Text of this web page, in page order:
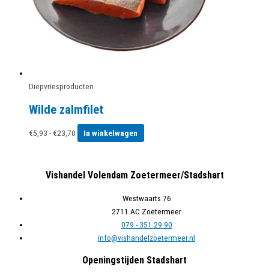
Diepvriesproducten
Wilde zalmfilet
€5,93 -€23,70 Prijsklasse:
€23,70
In winkelwagen
meerdere
Deze
optie
kan
gekozen
op
Vishandel Volendam Zoetermeer/Stadshart
Westwaarts 76
2711 AC Zoetermeer
079 - 351 29 90
info@vishandelzoetermeer.nl
Openingstijden Stadshart